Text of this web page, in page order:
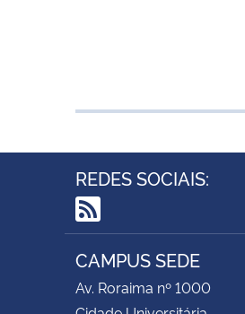
REDES SOCIAIS:
RSS
CAMPUS SEDE
Av. Roraima nº 1000